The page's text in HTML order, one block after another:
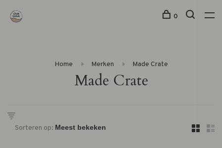
0
Home Merken Made Crate
Made Crate
Sorteren op: